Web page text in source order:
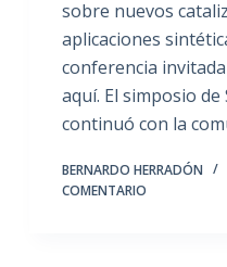
sobre nuevos
aplicaciones
conferencia
aquí. El simposio
continuó con la
BERNARDO HERRADÓN
COMENTARIO